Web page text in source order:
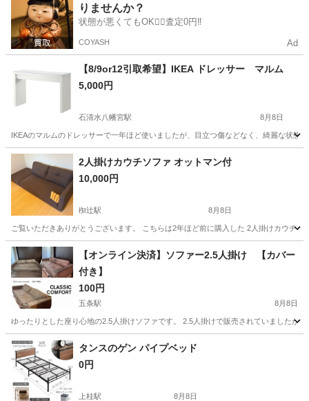
りませんか？
状態が悪くてもOK🙆‍♀️査定0円‼️
COYASH Ad
【8/9or12引取希望】IKEA ドレッサー マルム
5,000円
石清水八幡宮駅 8月8日
IKEAのマルムのドレッサーで一年ほど使いましたが、目立つ傷などなく、綺麗な状
京都 八幡市 石清水八幡宮駅 ドレッサー マルム
2人掛けカウチソファ オットマン付
10,000円
椥辻駅 8月8日
ご覧いただきありがとうございます。 こちらは2年ほど前に購入した 2人掛けカウチ
京都 京都市 椥辻駅 ソファ
【オンライン決済】ソファー2.5人掛け 【カバー
付き】
100円
五条駅 8月8日
ゆったりとした座り心地の2.5人掛けソファです。 2.5人掛けで販売されていましたが
京都 京都市 ソファ ソファー
タンスのゲン パイプベッド
0円
上桂駅 8月8日